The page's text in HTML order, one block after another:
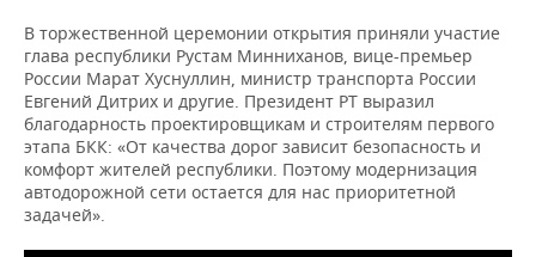
ОТКРЫТАЯ ЛЕКЦИЯ
БАСКЕТБОЛ
ВОЛЕЙБОЛ
КИБЕРСПОРТ
ФИГУРНОЕ КАТАНИЕ
ИНФРАСТРУКТУРА
ИСТОРИЯ
КУЛЬТУРА
МЕДИЦИНА
СПРАВОЧНИК
СПИСОК ПЕРСОН
СПИСОК КОМПАНИЙ
ПОЛНАЯ ВЕРСИЯ
В торжественной церемонии открытия приняли участие
глава республики Рустам Минниханов, вице-премьер
России Марат Хуснуллин, министр транспорта России
Евгений Дитрих и другие. Президент РТ выразил
благодарность проектировщикам и строителям первого
этапа БКК: «От качества дорог зависит безопасность и
комфорт жителей республики. Поэтому модернизация
автодорожной сети остается для нас приоритетной
задачей».